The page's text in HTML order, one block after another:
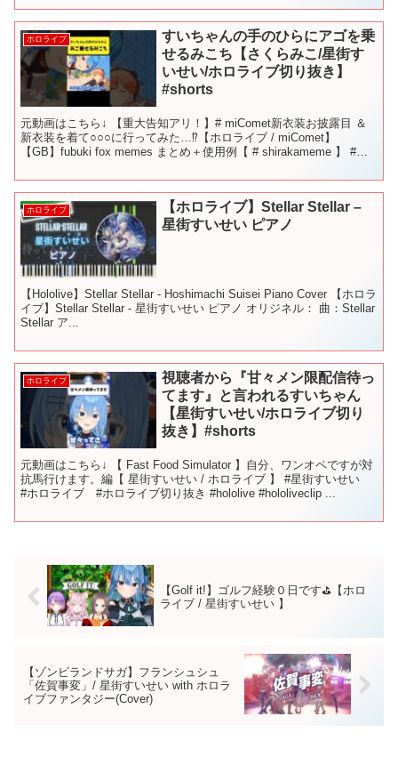
ホロライブ
すいちゃんの手のひらにアゴを乗
せるみこち【さくらみこ/星街す
いせい/ホロライブ切り抜き】
#shorts
元動画はこちら↓ 【重大告知アリ！】# miComet新衣装お披露目 ＆
新衣装を着て○○○に行ってみた…⁉【ホロライブ / miComet】
【GB】fubuki fox memes まとめ＋使用例【 # shirakameme 】 #
ホロライブ
【ホロライブ】Stellar Stellar –
星街すいせい ピアノ
【Hololive】Stellar Stellar - Hoshimachi Suisei Piano Cover 【ホロラ
イブ】Stellar Stellar - 星街すいせい ピアノ オリジネル： 曲：Stellar
Stellar ア...
ホロライブ
視聴者から『甘々メン限配信待っ
てます』と言われるすいちゃん
【星街すいせい/ホロライブ切り
抜き】#shorts
元動画はこちら↓ 【 Fast Food Simulator 】自分、ワンオペですが対
抗馬行けます。編【 星街すいせい / ホロライブ 】 #星街すいせい
#ホロライブ #ホロライブ切り抜き #hololive #hololiveclip ...
【Golf it!】ゴルフ経験０日です⛳【ホロ
ライブ / 星街すいせい 】
【ゾンビランドサガ】フランシュシュ
「佐賀事変」/ 星街すいせい with ホロラ
イブファンタジー(Cover)